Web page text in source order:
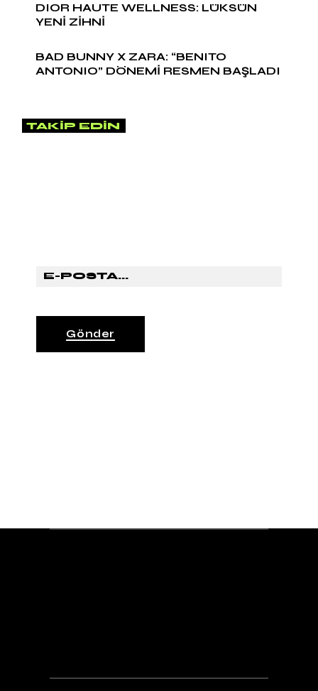
DIOR HAUTE WELLNESS: LÜKSÜN
YENİ ZİHNİ
BAD BUNNY X ZARA: “BENITO
ANTONIO” DÖNEMİ RESMEN BAŞLADI
TAKIP EDIN
Gönder